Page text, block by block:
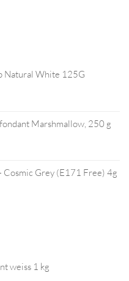
Natural White 125G
Marshmallow, 250 g
Cosmic Grey (E171 Free) 4g
weiss 1 kg